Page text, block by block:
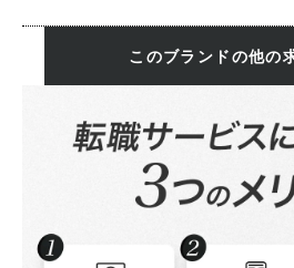
このブランドの他の